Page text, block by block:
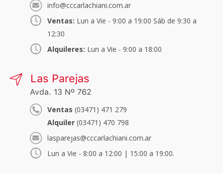
info@cccarlachiani.com.ar
Ventas: Lun a Vie - 9:00 a 19:00 Sáb de 9:30 a
12:30
Alquileres: Lun a Vie - 9:00 a 18:00
Las Parejas
Avda. 13 Nº 762
Ventas (03471) 471 279
Alquiler (03471) 470 798
lasparejas@cccarlachiani.com.ar
Lun a Vie - 8:00 a 12:00 | 15:00 a 19:00.